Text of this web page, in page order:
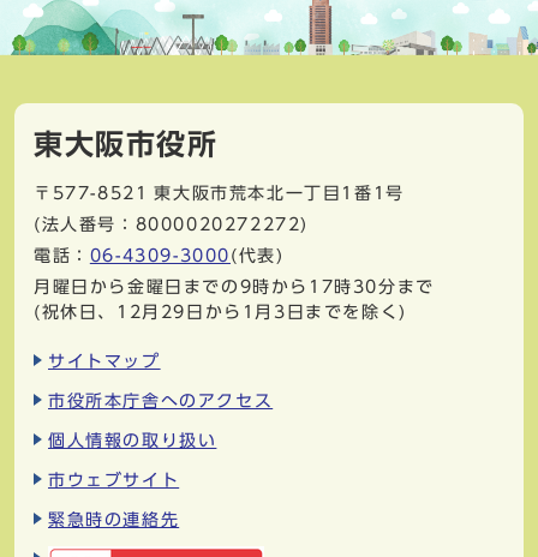
東大阪市役所
〒577-8521
東大阪市荒本北一丁目1番1号
(法人番号：8000020272272)
電話： 06-4309-3000 (代表)
月曜日から金曜日までの9時から17時30分まで
(祝休日、12月29日から1月3日までを除く)
サイトマップ
市役所本庁舎へのアクセス
個人情報の取り扱い
市ウェブサイト
緊急時の連絡先